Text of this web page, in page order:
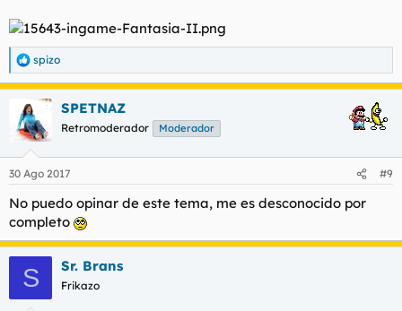
R
e
a
c
i
e
:
spizo
SPETNAZ
Retromoderador Moderador
30 Ago 2017 #9
No puedo opinar de este tema, me es desconocido por
completo
S Sr. Brans
Frikazo